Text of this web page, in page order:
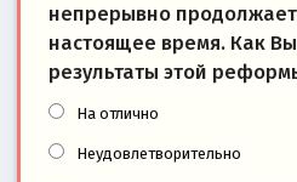
непрерывно
настоящее время. Как
результаты этой
На отлично
Неудовлетворительно